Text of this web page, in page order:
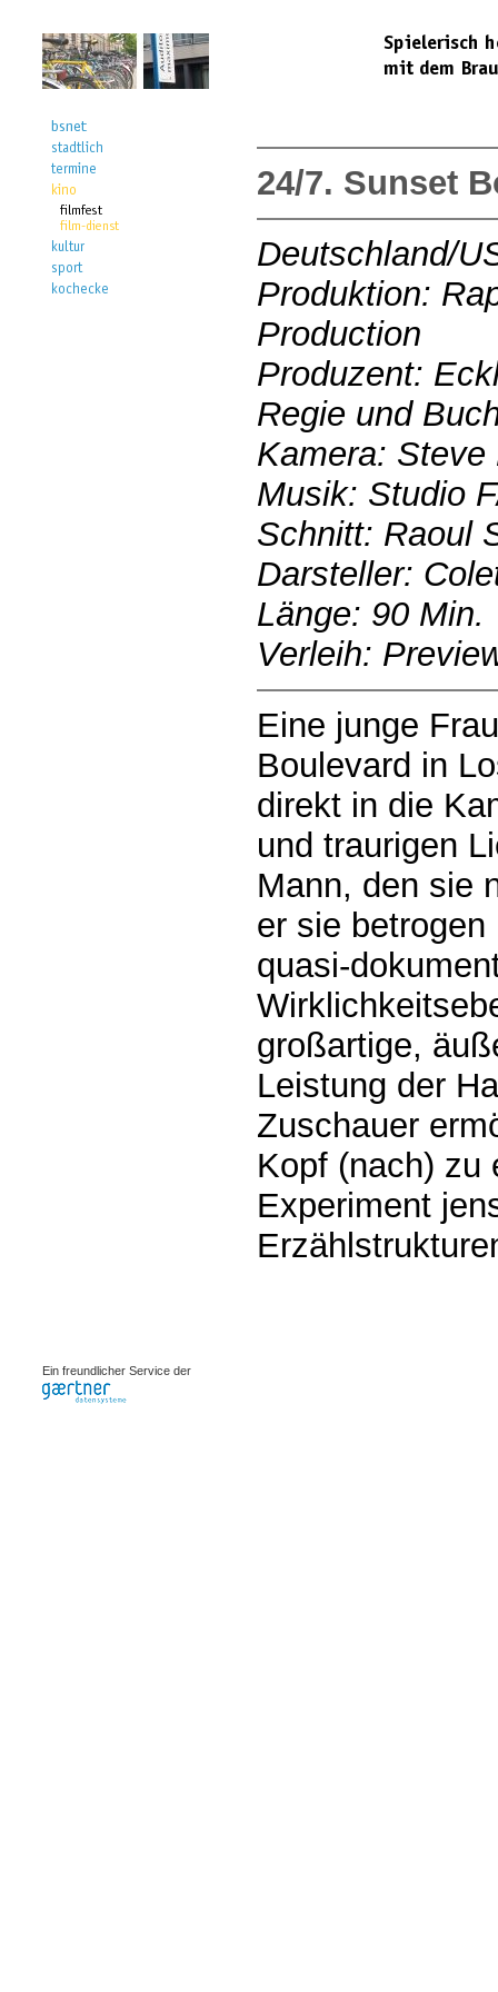
24/7. Sunset
Deutschland/
Produktion:
Production
Produzent:
Regie und
Kamera:
Musik: Studio
Schnitt: Raoul
Darsteller:
Länge: 90 Min.
Verleih:
Eine junge
Boulevard in
direkt in die
und traurigen
Mann, den sie
er sie
quasi-
großartige,
Leistung der
Zuschauer
Kopf (nach) zu
Experiment
Ein freundlicher Service der